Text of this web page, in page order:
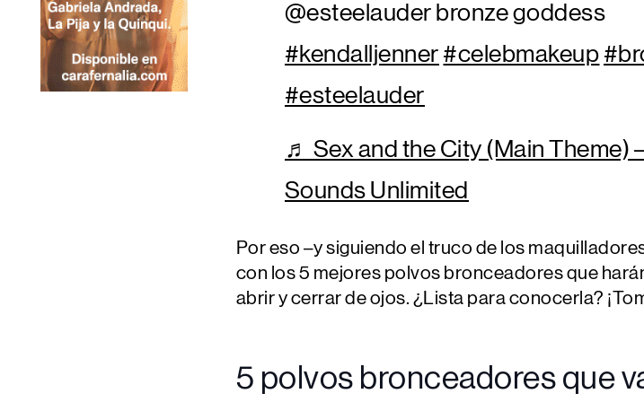
@esteelauder bronze goddess
#kendalljenner #celebmakeup
#esteelauder
♬ Sex and the City (Main Theme)
Sounds Unlimited
Por eso –y siguiendo el truco de los
con los 5 mejores polvos bronceadores que
abrir y cerrar de ojos. ¿Lista para conocerla?
5 polvos bronceadores que